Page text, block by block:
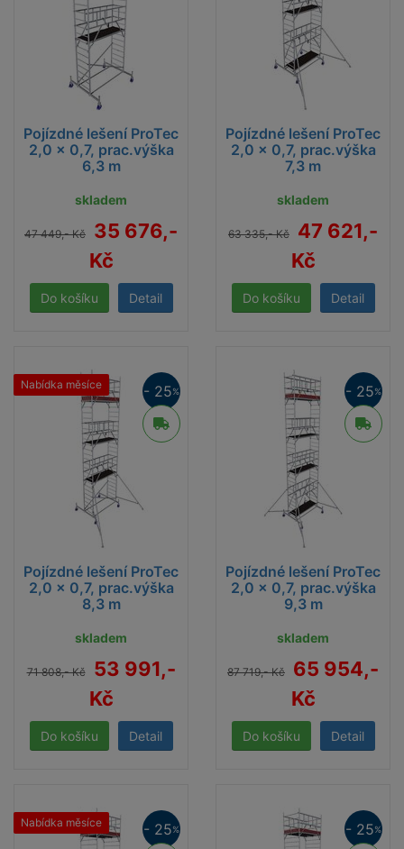
Pojízdné lešení ProTec
2,0 x 0,7, prac.výška
6,3 m
skladem
47 449,- Kč
35 676,-
Kč
Detail
Pojízdné lešení ProTec
2,0 x 0,7, prac.výška
7,3 m
skladem
63 335,- Kč
47 621,-
Kč
Detail
Pojízdné lešení ProTec
2,0 x 0,7, prac.výška
8,3 m
Nabídka měsíce
skladem
71 808,- Kč
53 991,-
Kč
Detail
- 25%
Pojízdné lešení ProTec
2,0 x 0,7, prac.výška
9,3 m
skladem
87 719,- Kč
65 954,-
Kč
Detail
- 25%
Nabídka měsíce - 25% - 25%